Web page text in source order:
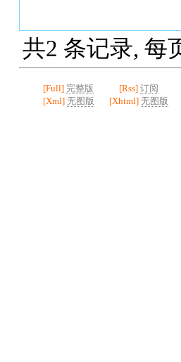
共2 条记录, 每
[Full] 完整版 [Rss] 订阅
[Xml] 无图版 [Xhtml] 无图版